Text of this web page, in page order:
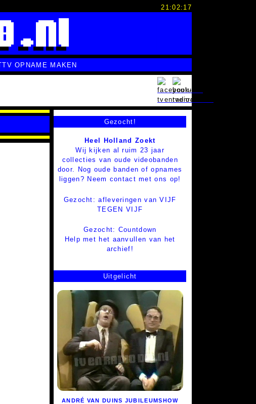
21:02:18
TV OPNAME MAKEN
Gezocht!
Heel Holland Zoekt
Wij kijken al ruim 23 jaar
collecties van oude videobanden
door. Nog oude banden of opnames
liggen? Neem contact met ons op!
Gezocht: afleveringen van VIJF
TEGEN VIJF
Gezocht: Countdown
Help met het aanvullen van het
archief!
Uitgelicht
ANDRÉ VAN DUINS JUBILEUMSHOW